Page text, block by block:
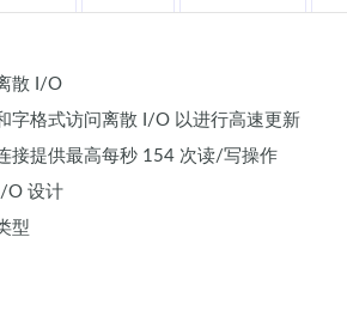
散 I/O
字格式访问离散 I/O 以进行高速更新
接提供最高每秒 154 次读/写操作
O 设计
型